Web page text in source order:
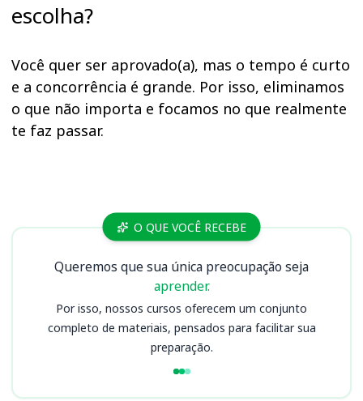
escolha?
Você quer ser aprovado(a), mas o tempo é curto
e a concorrência é grande. Por isso, eliminamos
o que não importa e focamos no que realmente
te faz passar.
Cursos ICMBioO QUE VOCÊ RECEBE
Queremos que sua única preocupação seja
aprender.
Por isso, nossos cursos oferecem um conjunto
completo de materiais, pensados para facilitar sua
preparação.